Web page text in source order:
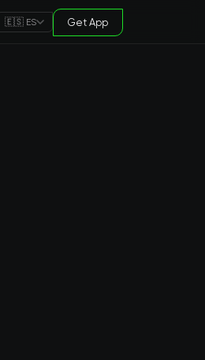
🇪🇸 ES Get App